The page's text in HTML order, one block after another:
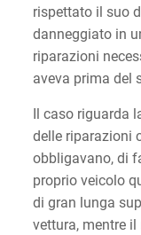
rispettato il suo
danneggiato in
riparazioni
aveva prima del
Il caso riguarda
delle riparazioni
obbligavano, di
proprio veicolo
di gran lunga
vettura, mentre